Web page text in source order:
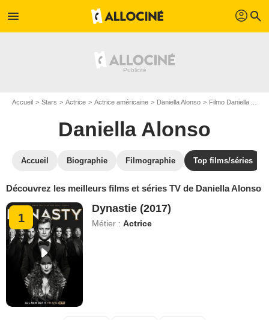
menu profil search
Accueil Stars Actrice Actrice américaine Daniella Alonso Filmo Daniella Alonso
Daniella Alonso
Accueil Biographie Filmographie Top films/séries
Découvrez les meilleurs films et séries TV de Daniella Alonso
1
Dynastie (2017)
Métier :Actrice